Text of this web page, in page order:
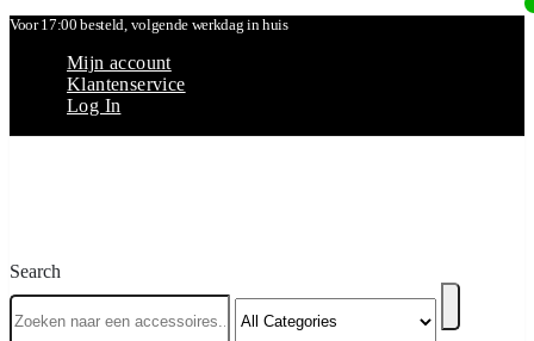
Voor 17:00 besteld, volgende werkdag in huis
Mijn account
Klantenservice
Log In
Search